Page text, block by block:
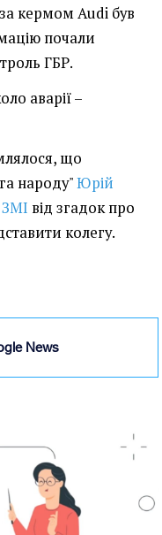
кермом Audi був
почали
ГБР.
аварії –
що
народу"Юрій
ЗМІ від згадок про
колегу.
News